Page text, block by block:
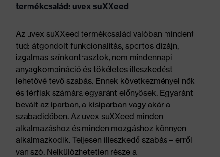
termékcsalád: uvex suXXeed
Az uvex suXXeed termékcsalád valóban mindent
tud: átgondolt funkcionalitás, sportos dizájn,
izgalmas színkontrasztok, nem mindennapi
anyagkombináció és tökéletes illeszkedést
lehetővé tevő szabás. Ennek következményei nők
és férfiak számára egyaránt előnyösek. Egyaránt
bevált az iparban, a kisiparban vagy akár a
szabadidőben. Az uvex suXXeed minden
alkalmazáshoz és minden mozgáshoz könnyen
alkalmazkodik. Teljesen illeszkedő szabás – erről
van szó. Nélkülözhetetlen része a